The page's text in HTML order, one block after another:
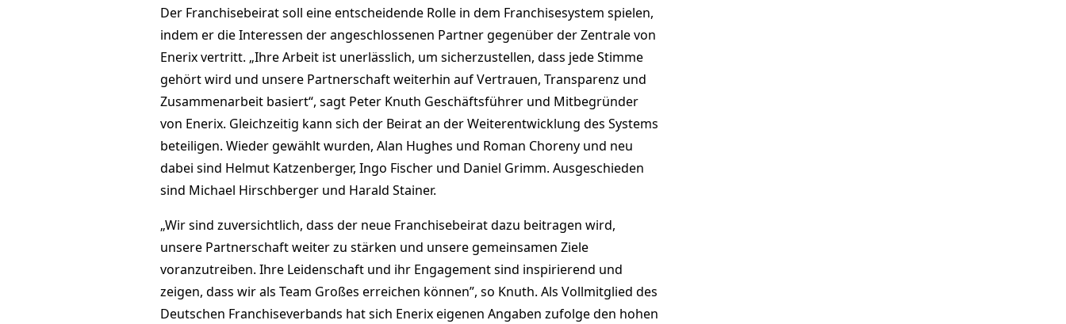
Der Franchisebeirat soll eine entscheidende Rolle in dem Franchisesystem spielen,
indem er die Interessen der angeschlossenen Partner gegenüber der Zentrale von
Enerix vertritt. „Ihre Arbeit ist unerlässlich, um sicherzustellen, dass jede Stimme
gehört wird und unsere Partnerschaft weiterhin auf Vertrauen, Transparenz und
Zusammenarbeit basiert“, sagt Peter Knuth Geschäftsführer und Mitbegründer
von Enerix. Gleichzeitig kann sich der Beirat an der Weiterentwicklung des Systems
beteiligen. Wieder gewählt wurden, Alan Hughes und Roman Choreny und neu
dabei sind Helmut Katzenberger, Ingo Fischer und Daniel Grimm. Ausgeschieden
sind Michael Hirschberger und Harald Stainer.
„Wir sind zuversichtlich, dass der neue Franchisebeirat dazu beitragen wird,
unsere Partnerschaft weiter zu stärken und unsere gemeinsamen Ziele
voranzutreiben. Ihre Leidenschaft und ihr Engagement sind inspirierend und
zeigen, dass wir als Team Großes erreichen können”, so Knuth. Als Vollmitglied des
Deutschen Franchiseverbands hat sich Enerix eigenen Angaben zufolge den hohen